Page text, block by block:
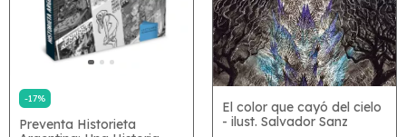
-17%
Preventa Historieta
El color que cayó del cielo
- ilust. Salvador Sanz